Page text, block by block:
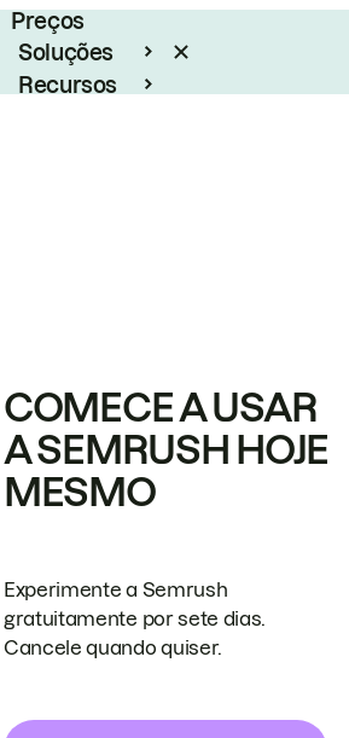
Preços
Soluções
Recursos
COMECE A USAR
A SEMRUSH HOJE
MESMO
Experimente a Semrush
gratuitamente por sete dias.
Cancele quando quiser.